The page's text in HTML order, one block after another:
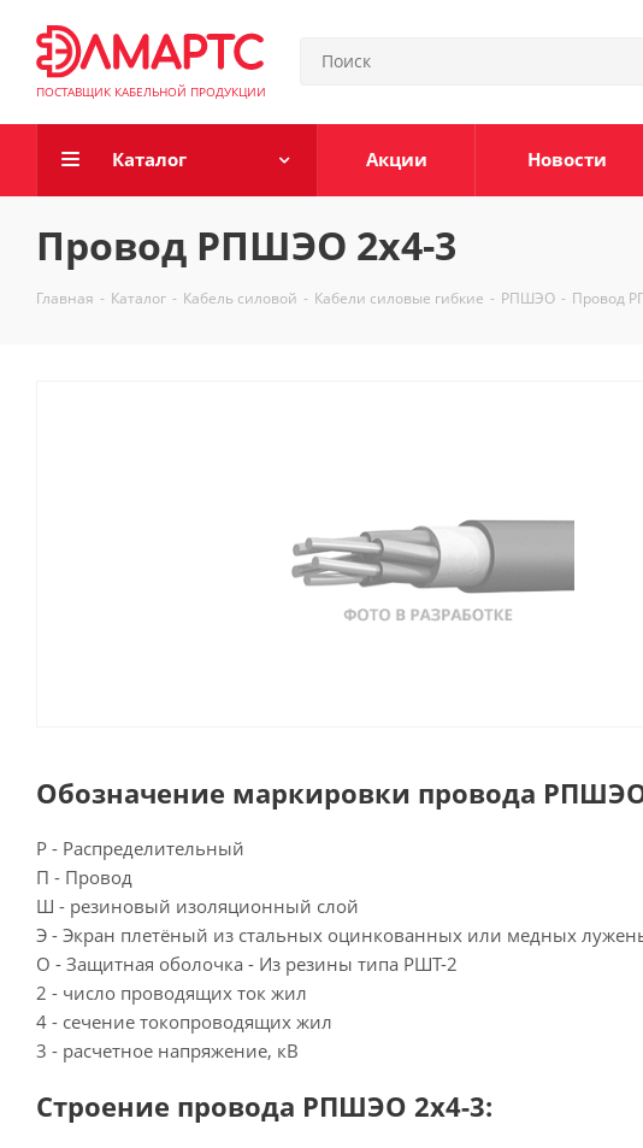
ПОСТАВЩИК КАБЕЛЬНОЙ ПРОДУКЦИИ
Каталог Акции Новости
Провод РПШЭО 2х4-3
Главная - Каталог - Кабель силовой - Кабели силовые гибкие - РПШЭО - Провод
Обозначение маркировки провода
Р - Распределительный
П - Провод
Ш - резиновый изоляционный слой
Э - Экран плетёный из стальных оцинкованных или медных
О - Защитная оболочка - Из резины типа РШТ-2
2 - число проводящих ток жил
4 - сечение токопроводящих жил
3 - расчетное напряжение, кВ
Строение провода РПШЭО 2х4-3: